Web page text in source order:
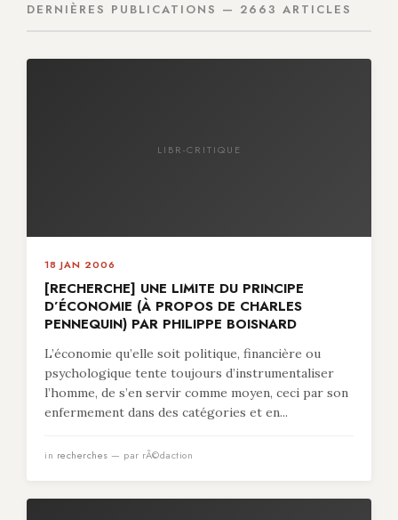
DERNIÈRES PUBLICATIONS — 2663 ARTICLES
LIBR-CRITIQUE
18 JAN 2006
[RECHERCHE] UNE LIMITE DU PRINCIPE
D’ÉCONOMIE (À PROPOS DE CHARLES
PENNEQUIN) PAR PHILIPPE BOISNARD
L’économie qu’elle soit politique, financière ou
psychologique tente toujours d’instrumentaliser
l’homme, de s’en servir comme moyen, ceci par son
enfermement dans des catégories et en...
in recherches — par rÃ©daction